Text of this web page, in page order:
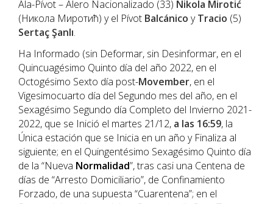
Ala-Pívot – Alero Nacionalizado (33) Nikola Mirotić
(Никола Миротић) y el Pívot Balcánico yTracio (5)
Sertaç Şanlı.
Ha Informado (sin Deformar, sin Desinformar, en el
Quincuagésimo Quinto día del año 2022, en el
Octogésimo Sexto día post-Movember, en el
Vigesimocuarto día del Segundo mes del año, en el
Sexagésimo Segundo día Completo del Invierno 2021-
2022, que se Inició el martes 21/12, a las 16:59, la
Única estación que se Inicia en un año y Finaliza al
siguiente; en el Quingentésimo Sexagésimo Quinto día
de la “Nueva Normalidad”, tras casi una Centena de
días de “Arresto Domiciliario”, de Confinamiento
Forzado, de una supuesta “Cuarentena”; en el